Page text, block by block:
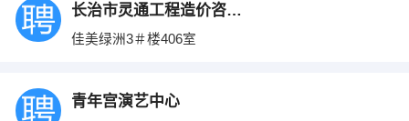
长治市灵通工程造价咨询有限公司
佳美绿洲3＃楼406室
青年宫演艺中心